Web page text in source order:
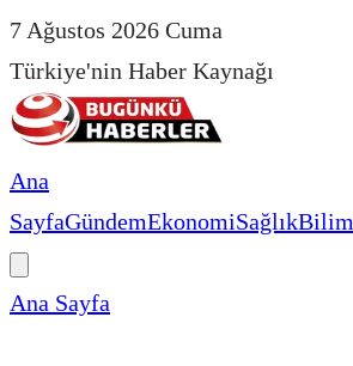
7 Ağustos 2026 Cuma
Türkiye'nin Haber Kaynağı
Ana
SayfaGündemEkonomiSağlıkBilim
Ana Sayfa